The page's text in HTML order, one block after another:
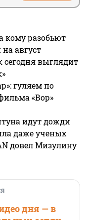
кому разобьют
август
сегодня выглядит
гуляем по
«Вор»
идут дожди
даже ученых
довел Мизулину
дня — в